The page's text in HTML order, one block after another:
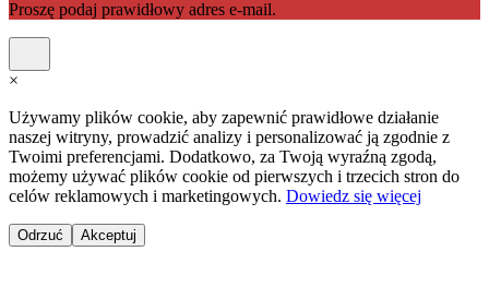
Proszę podaj prawidłowy adres e-mail.
×
Używamy plików cookie, aby zapewnić prawidłowe działanie
naszej witryny, prowadzić analizy i personalizować ją zgodnie z
Twoimi preferencjami. Dodatkowo, za Twoją wyraźną zgodą,
możemy używać plików cookie od pierwszych i trzecich stron do
celów reklamowych i marketingowych. Dowiedz się więcej
Odrzuć Akceptuj